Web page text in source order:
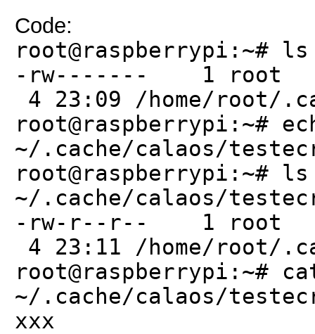
Code:
root@raspberrypi:~#
-rw------- 1
4 23:09 /home/root/
root@raspberrypi:~#
~/.cache/calaos/
root@raspberrypi:~#
~/.cache/calaos/
-rw-r--r-- 1
4 23:11 /home/root/
root@raspberrypi:~#
~/.cache/calaos/
xxx